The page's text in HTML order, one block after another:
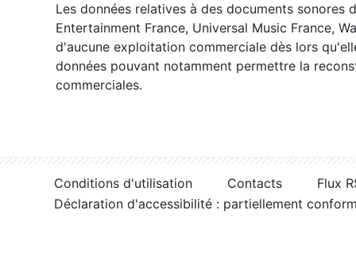
Les données relatives à des documents sonores
Entertainment France, Universal Music France,
d'aucune exploitation commerciale dès lors
données pouvant notamment permettre la
commerciales.
Conditions d'utilisation Contacts
Flux
Déclaration d'accessibilité : partiellement